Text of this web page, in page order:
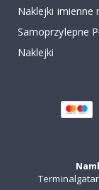
Naklejki imienne
Samoprzylepne
Naklejki